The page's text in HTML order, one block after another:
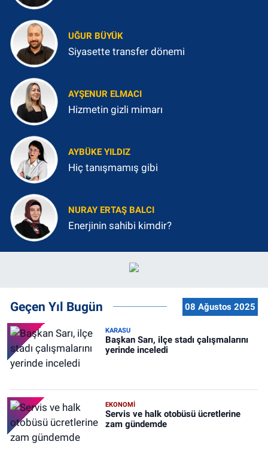
UĞUR BÜYÜK
Siyasette transfer dönemi
AYŞENUR ELMACI
Hizmetin gizli mimarı
AYBÜKE YILDIZ
Hiç tanışmamış gibi
NURAY ERTAŞ BALCI
Enerjinin sahibi kimdir?
Geçen Yıl Bugün 08 Ağustos 2025
KARASU
Başkan Sarı, ilçe stadı çalışmalarını
yerinde inceledi
EKONOMİ
Servis ve halk otobüsü ücretlerine
zam gündemde